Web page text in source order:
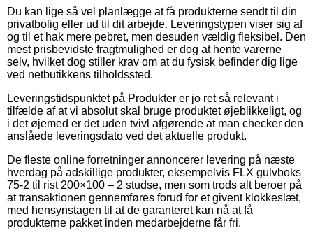
Du kan lige så vel planlægge at få produkterne sendt til din
privatbolig eller ud til dit arbejde. Leveringstypen viser sig af
og til et hak mere pebret, men desuden vældig fleksibel. Den
mest prisbevidste fragtmulighed er dog at hente varerne
selv, hvilket dog stiller krav om at du fysisk befinder dig lige
ved netbutikkens tilholdssted.
Leveringstidspunktet på Produkter er jo ret så relevant i
tilfælde af at vi absolut skal bruge produktet øjeblikkeligt, og
i det øjemed er det uden tvivl afgørende at man checker den
anslåede leveringsdato ved det aktuelle produkt.
De fleste online forretninger annoncerer levering på næste
hverdag på adskillige produkter, eksempelvis FLX gulvboks
75-2 til rist 200×100 – 2 studse, men som trods alt beroer på
at transaktionen gennemføres forud for et givent klokkeslæt,
med hensynstagen til at de garanteret kan nå at få
produkterne pakket inden medarbejderne får fri.